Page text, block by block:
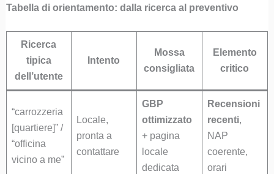
Tabella di orientamento: dalla ricerca al preventivo
Ricerca
tipica
dell’utente
Intento
Mossa
consigliata
Elemento
critico
“carrozzeria
[quartiere]” /
“officina
vicino a me”
Locale,
pronta a
contattare
GBP
ottimizzato
+ pagina
locale
dedicata
Recensioni
recenti,
NAP
coerente,
orari